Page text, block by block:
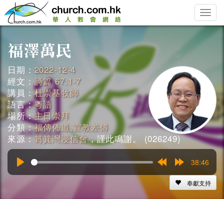
Toggle
日期： 2022-12-4
經文：詩篇 67:1-7
講員：杜崇基牧師
語言：粵語
場所：主日崇拜
分類：福傳佈道,宣教差傳
來源：筲箕灣浸信會，謹此鳴謝。 (026249)
15s
15s
38:46
奉獻支持